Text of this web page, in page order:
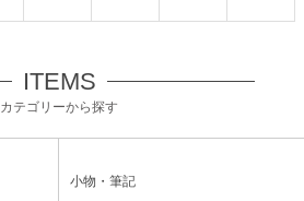
ITEMS
カテゴリーから探す
小物・筆記